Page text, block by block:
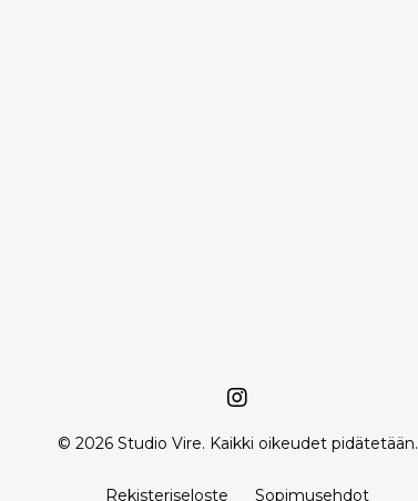
© 2026 Studio Vire. Kaikki oikeudet pidätetään.
Rekisteriseloste Sopimusehdot